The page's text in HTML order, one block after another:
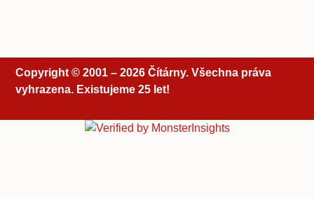
Copyright © 2001 – 2026 Čítárny. Všechna práva
vyhrazena. Existujeme 25 let!